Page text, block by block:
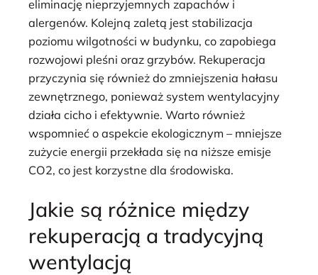
eliminację nieprzyjemnych zapachów i
alergenów. Kolejną zaletą jest stabilizacja
poziomu wilgotności w budynku, co zapobiega
rozwojowi pleśni oraz grzybów. Rekuperacja
przyczynia się również do zmniejszenia hałasu
zewnętrznego, ponieważ system wentylacyjny
działa cicho i efektywnie. Warto również
wspomnieć o aspekcie ekologicznym – mniejsze
zużycie energii przekłada się na niższe emisje
CO2, co jest korzystne dla środowiska.
Jakie są różnice między
rekuperacją a tradycyjną
wentylacją